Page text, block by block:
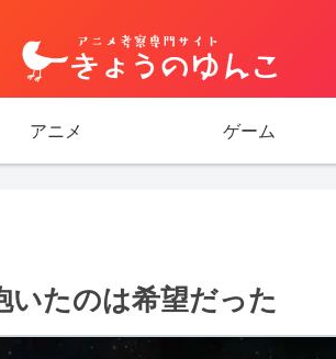
アニメ ゲーム
いたのは希望だった